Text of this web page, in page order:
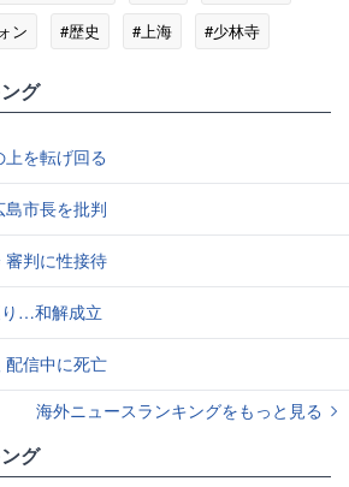
ン #歴史 #上海
#少林寺
グ
を転げ回る
市長を批判
判に性接待
…和解成立
信中に死亡
海外ニュースランキングをもっと見る
グ